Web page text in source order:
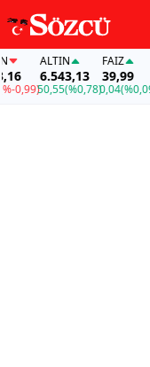
ALTIN
6.543,13
50,55(%0,78)
FAİZ
39,99
0,04(%0,09)